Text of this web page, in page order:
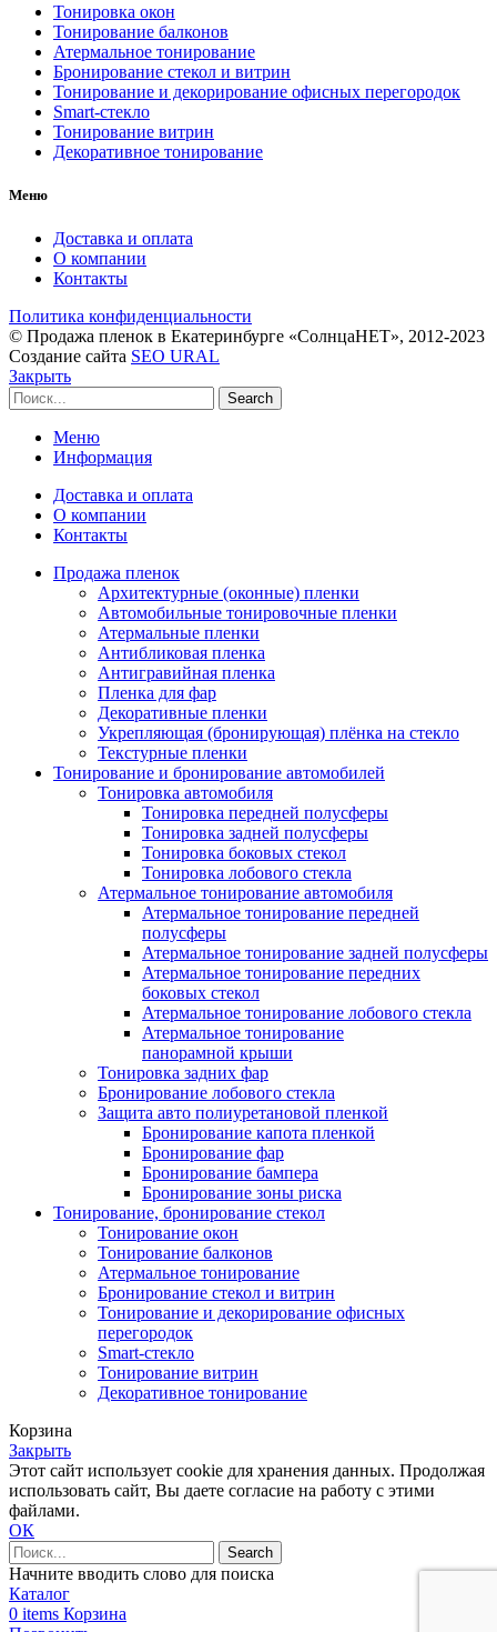
Тонировка окон
Тонирование балконов
Атермальное тонирование
Бронирование стекол и витрин
Тонирование и декорирование офисных перегородок
Smart-стекло
Тонирование витрин
Декоративное тонирование
Меню
Доставка и оплата
О компании
Контакты
Политика конфиденциальности
© Продажа пленок в Екатеринбурге «СолнцаНЕТ», 2012-2023
Создание сайта SEO URAL
Закрыть
Search
Меню
Информация
Доставка и оплата
О компании
Контакты
Продажа пленок
Архитектурные (оконные) пленки
Автомобильные тонировочные пленки
Атермальные пленки
Антибликовая пленка
Антигравийная пленка
Пленка для фар
Декоративные пленки
Укрепляющая (бронирующая) плёнка на стекло
Текстурные пленки
Тонирование и бронирование автомобилей
Тонировка автомобиля
Тонировка передней полусферы
Тонировка задней полусферы
Тонировка боковых стекол
Тонировка лобового стекла
Атермальное тонирование автомобиля
Атермальное тонирование передней
полусферы
Атермальное тонирование задней полусферы
Атермальное тонирование передних
боковых стекол
Атермальное тонирование лобового стекла
Атермальное тонирование
панорамной крыши
Тонировка задних фар
Бронирование лобового стекла
Защита авто полиуретановой пленкой
Бронирование капота пленкой
Бронирование фар
Бронирование бампера
Бронирование зоны риска
Тонирование, бронирование стекол
Тонирование окон
Тонирование балконов
Атермальное тонирование
Бронирование стекол и витрин
Тонирование и декорирование офисных
перегородок
Smart-стекло
Тонирование витрин
Декоративное тонирование
Корзина
Закрыть
Этот сайт использует cookie для хранения данных. Продолжая
использовать сайт, Вы даете согласие на работу с этими
файлами.
ОК
Search
Начните вводить слово для поиска
Каталог
0 items Корзина